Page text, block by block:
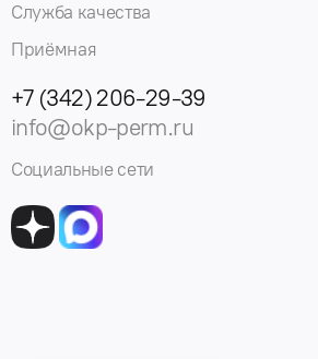
Служба качества
Приёмная
+7 (342) 206-29-39
info@okp-perm.ru
Социальные сети